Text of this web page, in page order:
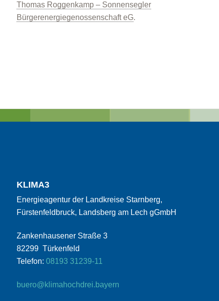
Thomas Roggenkamp – Sonnensegler
Bürgerenergiegenossenschaft eG.
KLIMA3
Energieagentur der Landkreise Starnberg,
Fürstenfeldbruck, Landsberg am Lech gGmbH
Zankenhausener Straße 3
82299 Türkenfeld
Telefon: 08193 31239-11
buero@klimahochdrei.bayern